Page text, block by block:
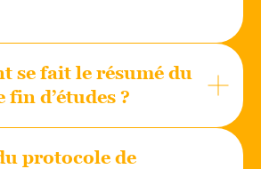
se fait le résumé du
fin d’études ?
protocole de